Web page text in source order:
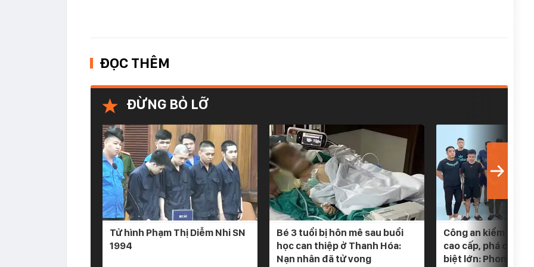
ĐỌC THÊM
ĐỪNG BỎ LỠ
Tử hình Phạm Thị Diễm Nhi SN
1994
Bé 3 tuổi bị hôn mê sau buổi
học can thiệp ở Thanh Hóa:
Nạn nhân đã tử vong
Công an kiểm tra 5
cao cấp, phá
biệt lớn: Phong tỏa